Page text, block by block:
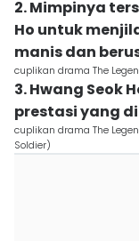
2. Mimpinya
Ho untuk
manis dan
cuplikan drama The
3. Hwang Seok
prestasi yang
cuplikan drama The
Soldier)